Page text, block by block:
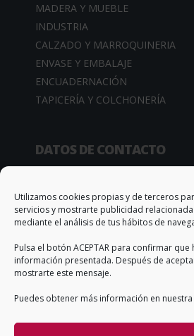
Utilizamos cookies propias y de terceros
servicios y mostrarte publicidad
mediante el análisis de tus hábitos de
Pulsa el botón ACEPTAR para confirmar
información presentada. Después de
mostrarte este mensaje.
Puedes obtener más información en nuestra
MADERA Y MUEBLE
INDUSTRIA
CALZADO Y MARROQUINERIA
ENVASE Y EMBALAJE
ENCUADERNACIÓN
TAPICERÍA Y COLCHONERÍA
DATOS DE CONTACTO
03370 Redován (Alicante –
Apto. Correos, 67
info@qs-adhesivos.es
CONDICIONES GENERALES DE